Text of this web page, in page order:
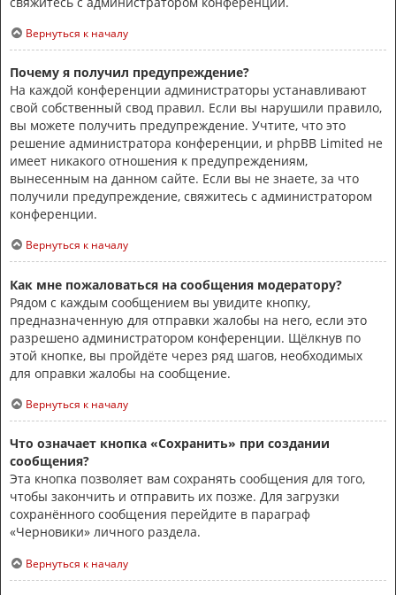
Вернуться к началу
Почему я получил предупреждение?
На каждой конференции администраторы устанавливают
свой собственный свод правил. Если вы нарушили правило,
вы можете получить предупреждение. Учтите, что это
решение администратора конференции, и phpBB Limited не
имеет никакого отношения к предупреждениям,
вынесенным на данном сайте. Если вы не знаете, за что
получили предупреждение, свяжитесь с администратором
конференции.
Вернуться к началу
Как мне пожаловаться на сообщения модератору?
Рядом с каждым сообщением вы увидите кнопку,
предназначенную для отправки жалобы на него, если это
разрешено администратором конференции. Щёлкнув по
этой кнопке, вы пройдёте через ряд шагов, необходимых
для оправки жалобы на сообщение.
Вернуться к началу
Что означает кнопка «Сохранить» при создании
сообщения?
Эта кнопка позволяет вам сохранять сообщения для того,
чтобы закончить и отправить их позже. Для загрузки
сохранённого сообщения перейдите в параграф
«Черновики» личного раздела.
Вернуться к началу